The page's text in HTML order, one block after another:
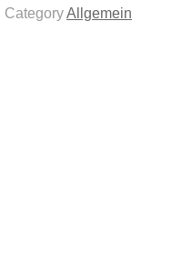
CategoryAllgemein